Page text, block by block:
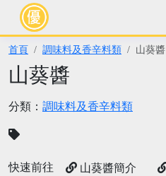
首頁 調味料及香辛料類 山葵醬
山葵醬
分類： 調味料及香辛料類
快速前往 山葵醬簡介